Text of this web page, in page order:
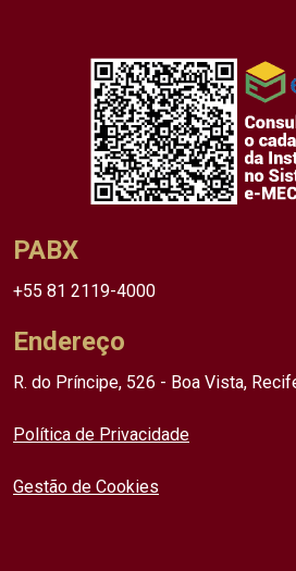
PABX
+55 81 2119-4000
Endereço
R. do Príncipe, 526 - Boa Vista,
Política de Privacidade
Gestão de Cookies